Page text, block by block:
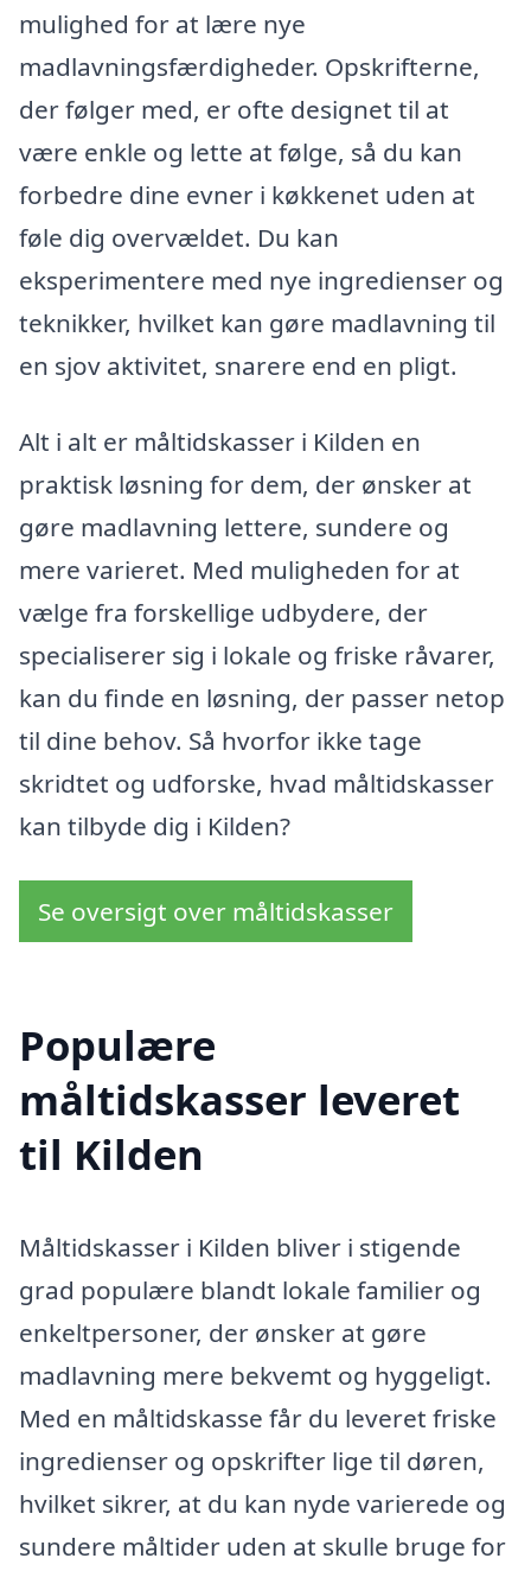
mulighed for at lære nye
madlavningsfærdigheder. Opskrifterne,
der følger med, er ofte designet til at
være enkle og lette at følge, så du kan
forbedre dine evner i køkkenet uden at
føle dig overvældet. Du kan
eksperimentere med nye ingredienser og
teknikker, hvilket kan gøre madlavning til
en sjov aktivitet, snarere end en pligt.
Alt i alt er måltidskasser i Kilden en
praktisk løsning for dem, der ønsker at
gøre madlavning lettere, sundere og
mere varieret. Med muligheden for at
vælge fra forskellige udbydere, der
specialiserer sig i lokale og friske råvarer,
kan du finde en løsning, der passer netop
til dine behov. Så hvorfor ikke tage
skridtet og udforske, hvad måltidskasser
kan tilbyde dig i Kilden?
Se oversigt over måltidskasser
Populære
måltidskasser leveret
til Kilden
Måltidskasser i Kilden bliver i stigende
grad populære blandt lokale familier og
enkeltpersoner, der ønsker at gøre
madlavning mere bekvemt og hyggeligt.
Med en måltidskasse får du leveret friske
ingredienser og opskrifter lige til døren,
hvilket sikrer, at du kan nyde varierede og
sundere måltider uden at skulle bruge for